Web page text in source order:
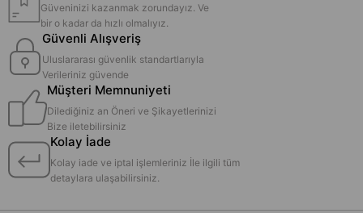
Güveninizi kazanmak zorundayız. Ve
bir o kadar da hızlı olmalıyız.
Güvenli Alışveriş
Uluslararası güvenlik standartlarıyla
Verileriniz güvende
Müşteri Memnuniyeti
Dilediğiniz an Öneri ve Şikayetlerinizi
Bize iletebilirsiniz
Kolay İade
Kolay iade ve iptal işlemleriniz İle ilgili tüm
detaylara ulaşabilirsiniz.